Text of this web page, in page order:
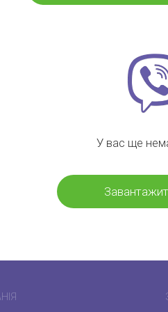
У вас ще